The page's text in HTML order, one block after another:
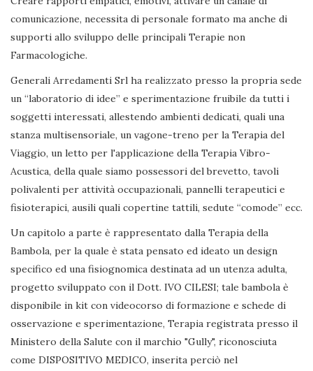
comunicazione, necessita di personale formato ma anche di
supporti allo sviluppo delle principali Terapie non
Farmacologiche.
Generali Arredamenti Srl ha realizzato presso la propria sede
un “laboratorio di idee” e sperimentazione fruibile da tutti i
soggetti interessati, allestendo ambienti dedicati, quali una
stanza multisensoriale, un vagone-treno per la Terapia del
Viaggio, un letto per l'applicazione della Terapia Vibro-
Acustica, della quale siamo possessori del brevetto, tavoli
polivalenti per attività occupazionali, pannelli terapeutici e
fisioterapici, ausili quali copertine tattili, sedute “comode” ecc.
Un capitolo a parte è rappresentato dalla Terapia della
Bambola, per la quale è stata pensato ed ideato un design
specifico ed una fisiognomica destinata ad un utenza adulta,
progetto sviluppato con il Dott. IVO CILESI; tale bambola è
disponibile in kit con videocorso di formazione e schede di
osservazione e sperimentazione, Terapia registrata presso il
Ministero della Salute con il marchio "Gully", riconosciuta
come DISPOSITIVO MEDICO, inserita perciò nel